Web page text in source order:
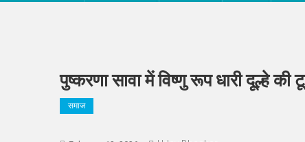
पुष्करणा सावा में विष्णु रूप धारी दूल्हे
समाज